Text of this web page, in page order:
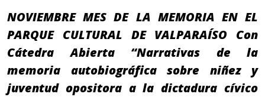
NOVIEMBRE MES DE LA MEMORIA EN EL
PARQUE CULTURAL DE VALPARAÍSO Con
Cátedra Abierta “Narrativas de la
memoria autobiográfica sobre niñez y
juventud opositora a la dictadura cívico